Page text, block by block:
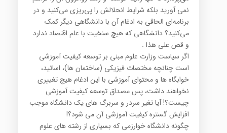
نمی آورید بلکه شرایط انحلالش را پی‌ریزی می‌کنید و در
برنامه‌ای الحاقی به ادغام آن با دانشگاهی دیگر کمک
می‌کنید؟ دانشگاهی که هیچ سنخیت با علم اقتصاد ندارد
و قص علی هذا .
اگر سیاست وزارت علوم مبنی بر توسعه کیفیت آموزشی
است چنانچه مختصات فیزیکی (ساختمان ها)، اساتید،
خوابگاه‌ ها و محتوای آموزشی با این ادغام هیچ تغییری
نخواهند داشت، پس مصداق توسعه کیفیت آموزشی
چیست؟! آیا تغیر سردر و سربرگ های یک دانشگاه موجب
افزایش گستره کیفیت آموزشی آن می شود؟!
چگونه دانشگاه خوارزمی که بسیاری از رشته های علوم